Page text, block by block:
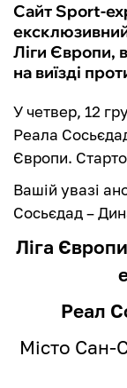
Сайт Sport-
Ліги Європи,
на виїзді
У четвер, 12
Реала
Європи.
Вашій увазі
Сосьєдад –
Ліга
Реал
Місто Сан-